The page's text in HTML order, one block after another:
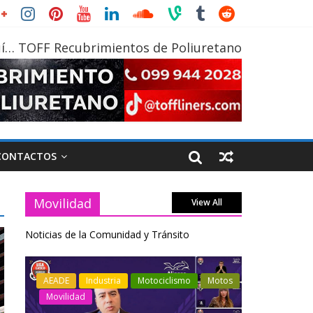
TOFF Recubrimientos de Poliuretano
Movilidad View All
Noticias de la Comunidad y Tránsito
Industria Movilidad
Transporte
Varios